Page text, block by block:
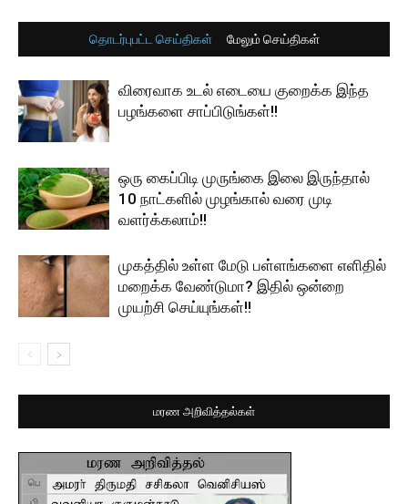
தொடர்புபட்ட செய்திகள் மேலும் செய்திகள்
விரைவாக உடல் எடையை குறைக்க இந்த
பழங்களை சாப்பிடுங்கள்!!
ஒரு கைப்பிடி முருங்கை இலை இருந்தால்
10 நாட்களில் முழங்கால் வரை முடி
வளர்க்கலாம்!!
முகத்தில் உள்ள மேடு பள்ளங்களை எளிதில்
மறைக்க வேண்டுமா? இதில் ஒன்றை
முயற்சி செய்யுங்கள்!!
மரண அறிவித்தல்கள்